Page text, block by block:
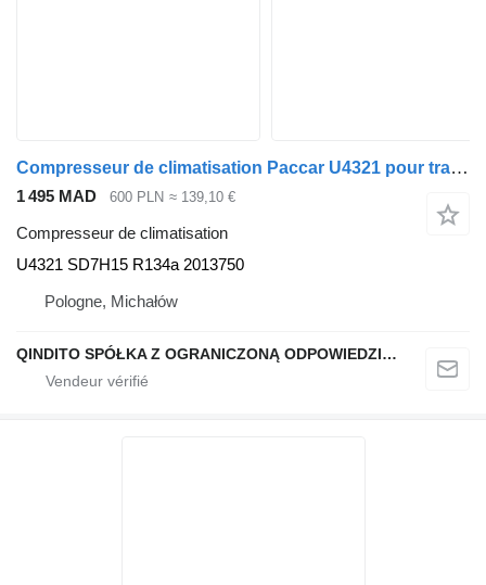
Compresseur de climatisation Paccar U4321 pour tracteur routier DAF 106
1 495 MAD 600 PLN ≈ 139,10 €
Compresseur de climatisation
U4321 SD7H15 R134a 2013750
Pologne, Michałów
QINDITO SPÓŁKA Z OGRANICZONĄ ODPOWIEDZIALNOŚCIĄ